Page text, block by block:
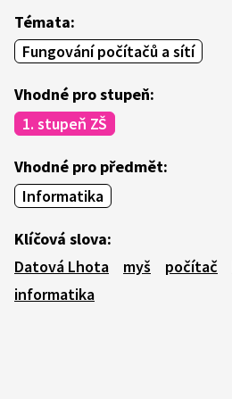
Témata:
Fungování počítačů a sítí
Vhodné pro stupeň:
1. stupeň ZŠ
Vhodné pro předmět:
Informatika
Klíčová slova:
Datová Lhota
myš počítač
informatika